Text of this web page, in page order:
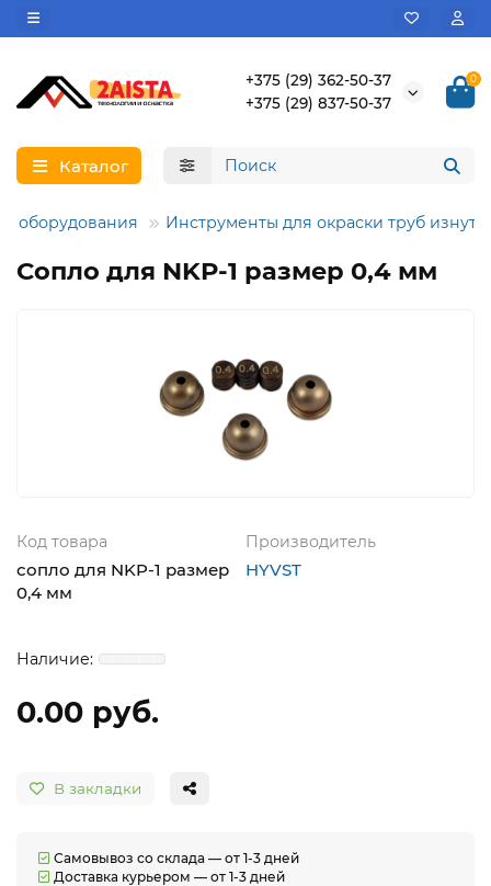
+375 (29) 362-50-37
+375 (29) 837-50-37
0
Каталог
оборудования Инструменты для окраски труб
Сопло для NKP-1 размер 0,4 мм
Код товара
сопло для NKP-1 размер
0,4 мм
Производитель
HYVST
0.00 руб.
В закладки
Самовывоз со склада — от 1-3 дней
Доставка курьером — от 1-3 дней